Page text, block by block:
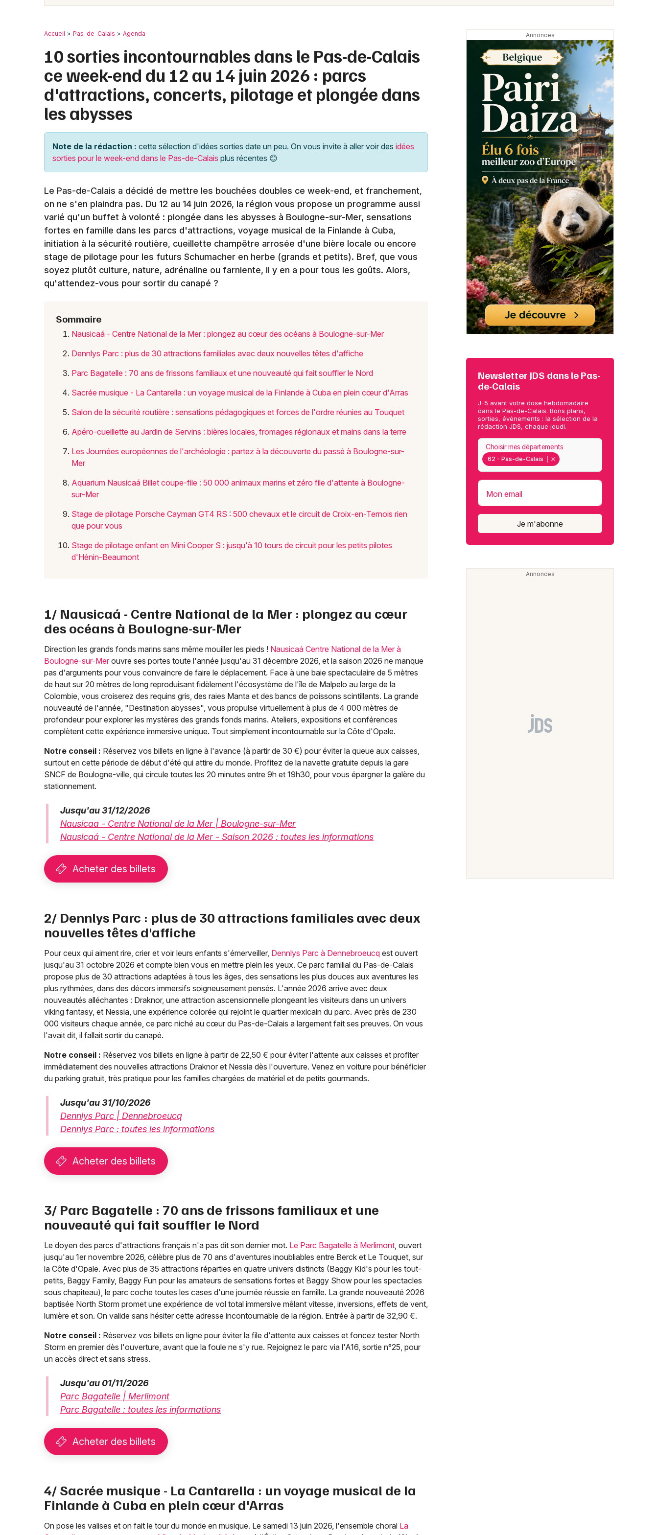
Sports
Soirées
Sorties famille
Sorties & loisirs
Agenda dans les Hauts-de-France
Newsletter des sorties
Artistes en tournée
62 - Pas-de-Calais
Mon email
Je m'abonne
Mulhouse
Nice
Strasbourg
Toutes les villes
Accueil Pas-de-Calais Agenda
10 sorties incontournables dans le Pas-de-Calais
ce week-end du 12 au 14 juin 2026 : parcs
d'attractions, concerts, pilotage et plongée dans
les abysses
Note de la rédaction : cette sélection d'idées sorties date un peu. On vous invite à aller voir des idées
sorties pour le week-end dans le Pas-de-Calais plus récentes 😊
Le Pas-de-Calais a décidé de mettre les bouchées doubles ce week-end, et franchement,
on ne s'en plaindra pas. Du 12 au 14 juin 2026, la région vous propose un programme aussi
varié qu'un buffet à volonté : plongée dans les abysses à Boulogne-sur-Mer, sensations
fortes en famille dans les parcs d'attractions, voyage musical de la Finlande à Cuba,
initiation à la sécurité routière, cueillette champêtre arrosée d'une bière locale ou encore
stage de pilotage pour les futurs Schumacher en herbe (grands et petits). Bref, que vous
soyez plutôt culture, nature, adrénaline ou farniente, il y en a pour tous les goûts. Alors,
qu'attendez-vous pour sortir du canapé ?
Sommaire
Nausicaá - Centre National de la Mer : plongez au cœur des océans à Boulogne-sur-Mer
Dennlys Parc : plus de 30 attractions familiales avec deux nouvelles têtes d'affiche
Parc Bagatelle : 70 ans de frissons familiaux et une nouveauté qui fait souffler le Nord
Sacrée musique - La Cantarella : un voyage musical de la Finlande à Cuba en plein cœur d'Arras
Salon de la sécurité routière : sensations pédagogiques et forces de l'ordre réunies au Touquet
Apéro-cueillette au Jardin de Servins : bières locales, fromages régionaux et mains dans la terre
Les Journées européennes de l'archéologie : partez à la découverte du passé à Boulogne-sur-
Mer
Aquarium Nausicaá Billet coupe-file : 50 000 animaux marins et zéro file d'attente à Boulogne-
sur-Mer
Stage de pilotage Porsche Cayman GT4 RS : 500 chevaux et le circuit de Croix-en-Ternois rien
que pour vous
Stage de pilotage enfant en Mini Cooper S : jusqu'à 10 tours de circuit pour les petits pilotes
d'Hénin-Beaumont
1/ Nausicaá - Centre National de la Mer : plongez au cœur
des océans à Boulogne-sur-Mer
Direction les grands fonds marins sans même mouiller les pieds ! Nausicaá Centre National de la Mer à
Boulogne-sur-Mer ouvre ses portes toute l'année jusqu'au 31 décembre 2026, et la saison 2026 ne manque
pas d'arguments pour vous convaincre de faire le déplacement. Face à une baie spectaculaire de 5 mètres
de haut sur 20 mètres de long reproduisant fidèlement l'écosystème de l'île de Malpelo au large de la
Colombie, vous croiserez des requins gris, des raies Manta et des bancs de poissons scintillants. La grande
nouveauté de l'année, "Destination abysses", vous propulse virtuellement à plus de 4 000 mètres de
profondeur pour explorer les mystères des grands fonds marins. Ateliers, expositions et conférences
complètent cette expérience immersive unique. Tout simplement incontournable sur la Côte d'Opale.
Notre conseil : Réservez vos billets en ligne à l'avance (à partir de 30 €) pour éviter la queue aux caisses,
surtout en cette période de début d'été qui attire du monde. Profitez de la navette gratuite depuis la gare
SNCF de Boulogne-ville, qui circule toutes les 20 minutes entre 9h et 19h30, pour vous épargner la galère du
stationnement.
Jusqu'au 31/12/2026
Nausicaa - Centre National de la Mer | Boulogne-sur-Mer
Nausicaá - Centre National de la Mer - Saison 2026 : toutes les informations
Acheter des billets
2/ Dennlys Parc : plus de 30 attractions familiales avec deux
nouvelles têtes d'affiche
Pour ceux qui aiment rire, crier et voir leurs enfants s'émerveiller, Dennlys Parc à Dennebroeucq est ouvert
jusqu'au 31 octobre 2026 et compte bien vous en mettre plein les yeux. Ce parc familial du Pas-de-Calais
propose plus de 30 attractions adaptées à tous les âges, des sensations les plus douces aux aventures les
plus rythmées, dans des décors immersifs soigneusement pensés. L'année 2026 arrive avec deux
nouveautés alléchantes : Draknor, une attraction ascensionnelle plongeant les visiteurs dans un univers
viking fantasy, et Nessia, une expérience colorée qui rejoint le quartier mexicain du parc. Avec près de 230
000 visiteurs chaque année, ce parc niché au cœur du Pas-de-Calais a largement fait ses preuves. On vous
l'avait dit, il fallait sortir du canapé.
Notre conseil : Réservez vos billets en ligne à partir de 22,50 € pour éviter l'attente aux caisses et profiter
immédiatement des nouvelles attractions Draknor et Nessia dès l'ouverture. Venez en voiture pour bénéficier
du parking gratuit, très pratique pour les familles chargées de matériel et de petits gourmands.
Jusqu'au 31/10/2026
Dennlys Parc | Dennebroeucq
Dennlys Parc : toutes les informations
Acheter des billets
3/ Parc Bagatelle : 70 ans de frissons familiaux et une
nouveauté qui fait souffler le Nord
Le doyen des parcs d'attractions français n'a pas dit son dernier mot. Le Parc Bagatelle à Merlimont, ouvert
jusqu'au 1er novembre 2026, célèbre plus de 70 ans d'aventures inoubliables entre Berck et Le Touquet, sur
la Côte d'Opale. Avec plus de 35 attractions réparties en quatre univers distincts (Baggy Kid's pour les tout-
petits, Baggy Family, Baggy Fun pour les amateurs de sensations fortes et Baggy Show pour les spectacles
sous chapiteau), le parc coche toutes les cases d'une journée réussie en famille. La grande nouveauté 2026
baptisée North Storm promet une expérience de vol total immersive mêlant vitesse, inversions, effets de vent,
lumière et son. On valide sans hésiter cette adresse incontournable de la région. Entrée à partir de 32,90 €.
Notre conseil : Réservez vos billets en ligne pour éviter la file d'attente aux caisses et foncez tester North
Storm en premier dès l'ouverture, avant que la foule ne s'y rue. Rejoignez le parc via l'A16, sortie n°25, pour
un accès direct et sans stress.
Jusqu'au 01/11/2026
Parc Bagatelle | Merlimont
Parc Bagatelle : toutes les informations
Acheter des billets
4/ Sacrée musique - La Cantarella : un voyage musical de la
Finlande à Cuba en plein cœur d'Arras
On pose les valises et on fait le tour du monde en musique. Le samedi 13 juin 2026, l'ensemble choral La
Newsletter JDS dans le Pas-
de-Calais
J-5 avant votre dose hebdomadaire
dans le Pas-de-Calais. Bons plans,
sorties, événements : la sélection de la
rédaction JDS, chaque jeudi.
62 - Pas-de-Calais
Choisir mes départements
Mon email
Je m'abonne